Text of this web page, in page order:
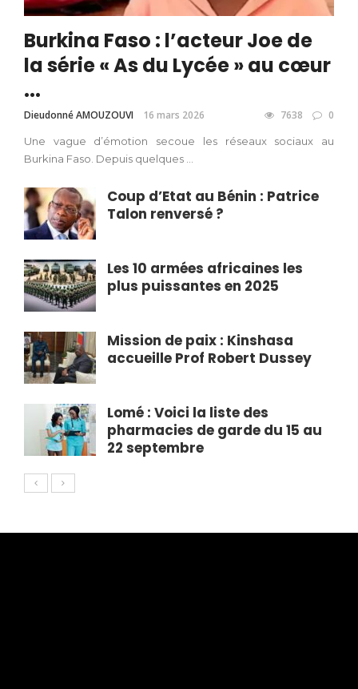
Burkina Faso : l’acteur Joe de
la série « As du Lycée » au cœur
...
Dieudonné AMOUZOUVI 16 mars 2026 7638 0
Une vague d’émotion secoue les réseaux sociaux au
Burkina Faso. Depuis quelques ...
Coup d’Etat au Bénin : Patrice
Talon renversé ?
Les 10 armées africaines les
plus puissantes en 2025
Mission de paix : Kinshasa
accueille Prof Robert Dussey
Lomé : Voici la liste des
pharmacies de garde du 15 au
22 septembre